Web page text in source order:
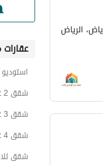
الرياض
شقق 2 غرفة نوم للايجار في حي النسيم الشرقي
شقق 3 غرف نوم للايجار في حي النسيم الشرقي
شقق 4 غرف نوم للايجار في حي النسيم الشرقي
شقق